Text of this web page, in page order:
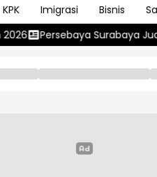
KPK Imigrasi Bisnis
Juara Piala Presiden